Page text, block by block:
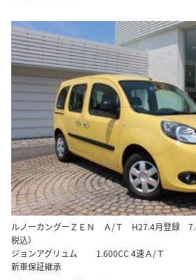
ルノーカングーＺＥＮ Ａ/Ｔ H27.4月登録
税込）
ジョンアグリュム 1.600CC 4速Ａ/Ｔ
新車保証継承